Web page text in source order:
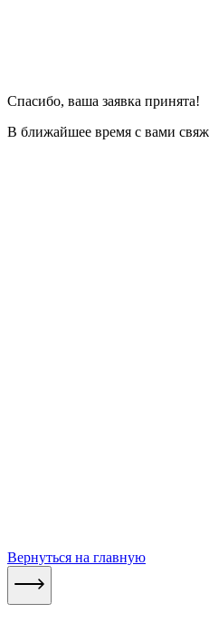
Спасибо, ваша заявка принята!
В ближайшее время с вами
Вернуться на главную